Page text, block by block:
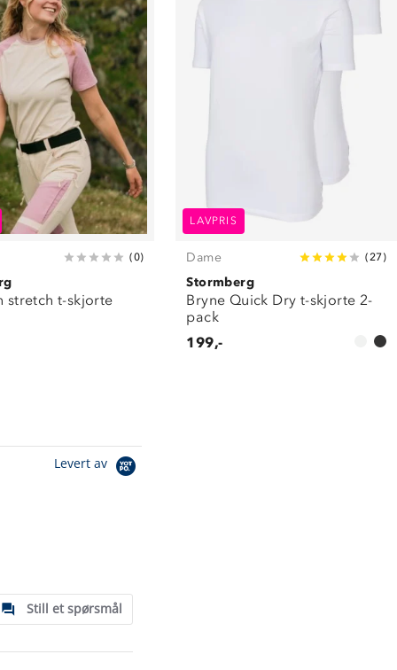
(0)
stretch t-skjorte
LAVPRIS
Dame ( 27)
Stormberg
Bryne Quick Dry t-skjorte 2-
pack
199,-
Levert av
Still et spørsmål